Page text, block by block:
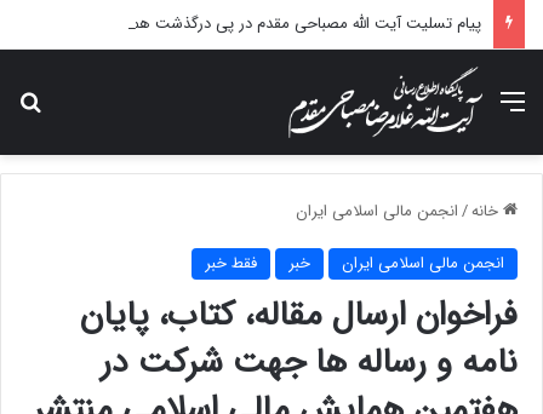
منو
خانه/انجمن مالی اسلامی ایران
انجمن مالی اسلامی ایران خبر فقط خبر
فراخوان ارسال مقاله، کتاب، پایان
نامه و رساله ها جهت شرکت در